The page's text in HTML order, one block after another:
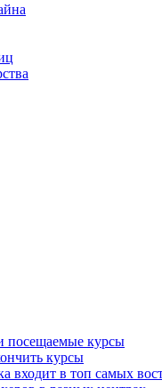
посещаемые курсы
курсы
входит в топ самых